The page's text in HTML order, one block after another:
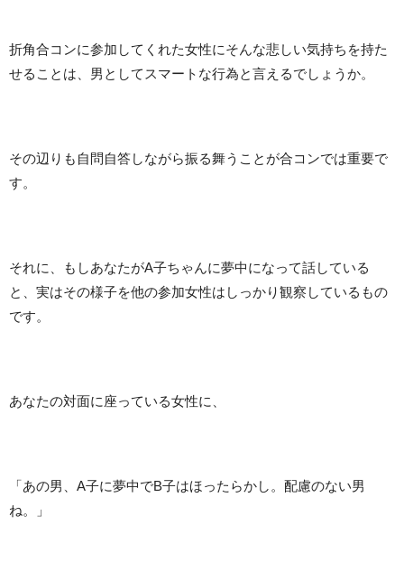
折角合コンに参加してくれた女性にそんな悲しい気持ちを持た
せることは、男としてスマートな行為と言えるでしょうか。
その辺りも自問自答しながら振る舞うことが合コンでは重要で
す。
それに、もしあなたがA子ちゃんに夢中になって話している
と、実はその様子を他の参加女性はしっかり観察しているもの
です。
あなたの対面に座っている女性に、
「あの男、A子に夢中でB子はほったらかし。配慮のない男
ね。」